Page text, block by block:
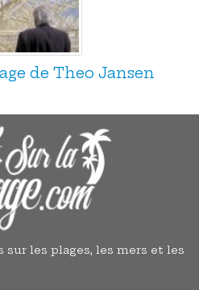
de Theo Jansen
les plages, les mers et les